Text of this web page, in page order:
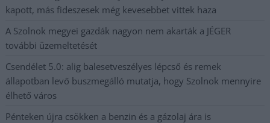
kapott, más fideszesek még kevesebbet vittek haza
A Szolnok megyei gazdák nagyon nem akarták a JÉGER
további üzemeltetését
Csendélet 5.0: alig balesetveszélyes lépcső és remek
állapotban levő buszmegálló mutatja, hogy Szolnok mennyire
élhető város
Pénteken újra csökken a benzin és a gázolaj ára is